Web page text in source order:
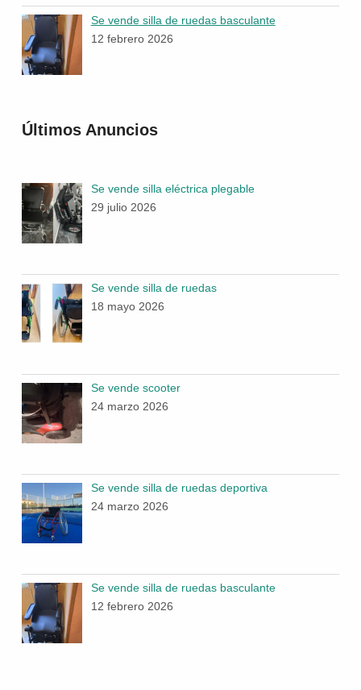
Se vende silla de ruedas basculante
12 febrero 2026
Últimos Anuncios
Se vende silla eléctrica plegable
29 julio 2026
Se vende silla de ruedas
18 mayo 2026
Se vende scooter
24 marzo 2026
Se vende silla de ruedas deportiva
24 marzo 2026
Se vende silla de ruedas basculante
12 febrero 2026